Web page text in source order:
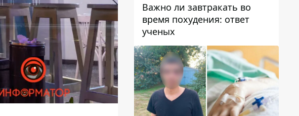
Важно ли завтракать во
время похудения: ответ
ученых